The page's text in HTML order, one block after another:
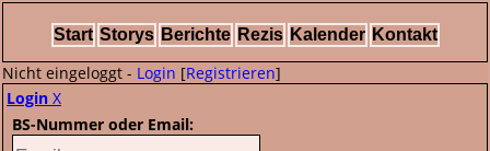
Start Storys Berichte Rezis Kalender Kontakt
Nicht eingeloggt - Login [Registrieren]
Login X
BS-Nummer oder Email: